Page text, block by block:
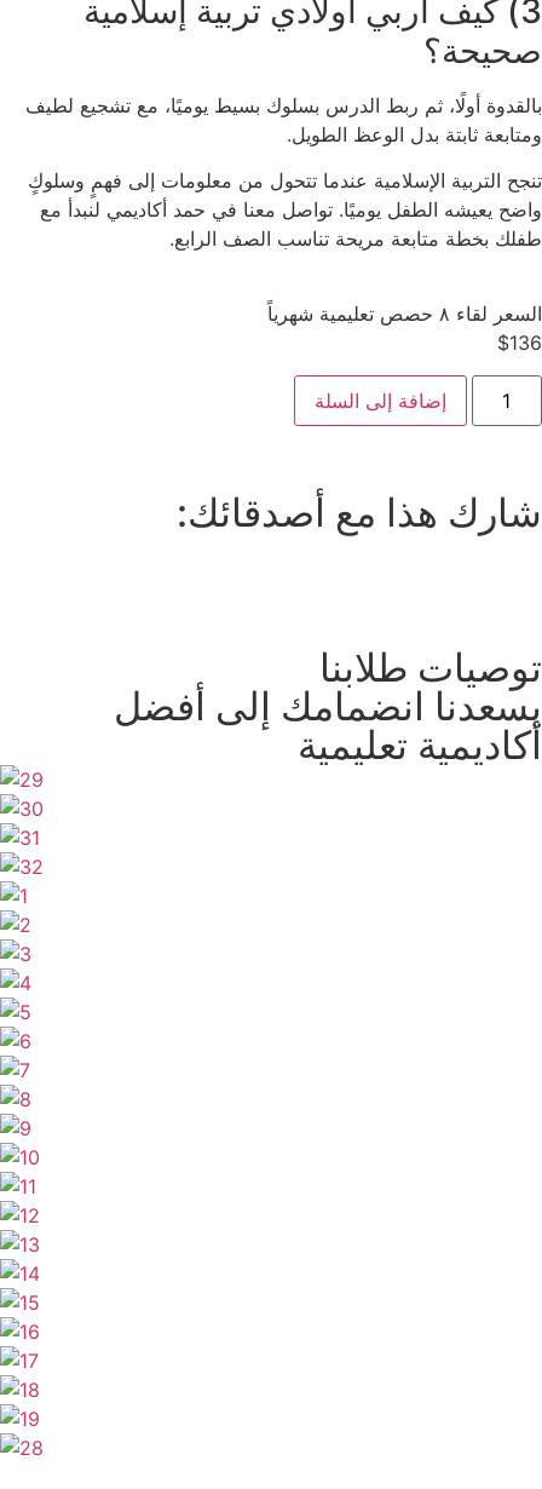
3) كيف أربي أولادي تربية إسلامية
صحيحة؟
بالقدوة أولًا، ثم ربط الدرس بسلوك بسيط يوميًا، مع تشجيع لطيف
ومتابعة ثابتة بدل الوعظ الطويل.
تنجح التربية الإسلامية عندما تتحول من معلومات إلى فهمٍ وسلوكٍ
واضح يعيشه الطفل يوميًا. تواصل معنا في حمد أكاديمي لنبدأ مع
طفلك بخطة متابعة مريحة تناسب الصف الرابع.
السعر لقاء ٨ حصص تعليمية شهرياً
$136
إضافة إلى السلة
شارك هذا مع أصدقائك:
توصيات طلابنا
يسعدنا انضمامك إلى أفضل
أكاديمية تعليمية